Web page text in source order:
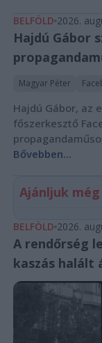
BELFÖLD 2026.
Hajdú Gábor
Magyar Péter
Hajdú Gábor, az
főszerkesztő
Bővebben...
Ajánljuk még
BELFÖLD 2026.
A rendőrség
kaszás halált